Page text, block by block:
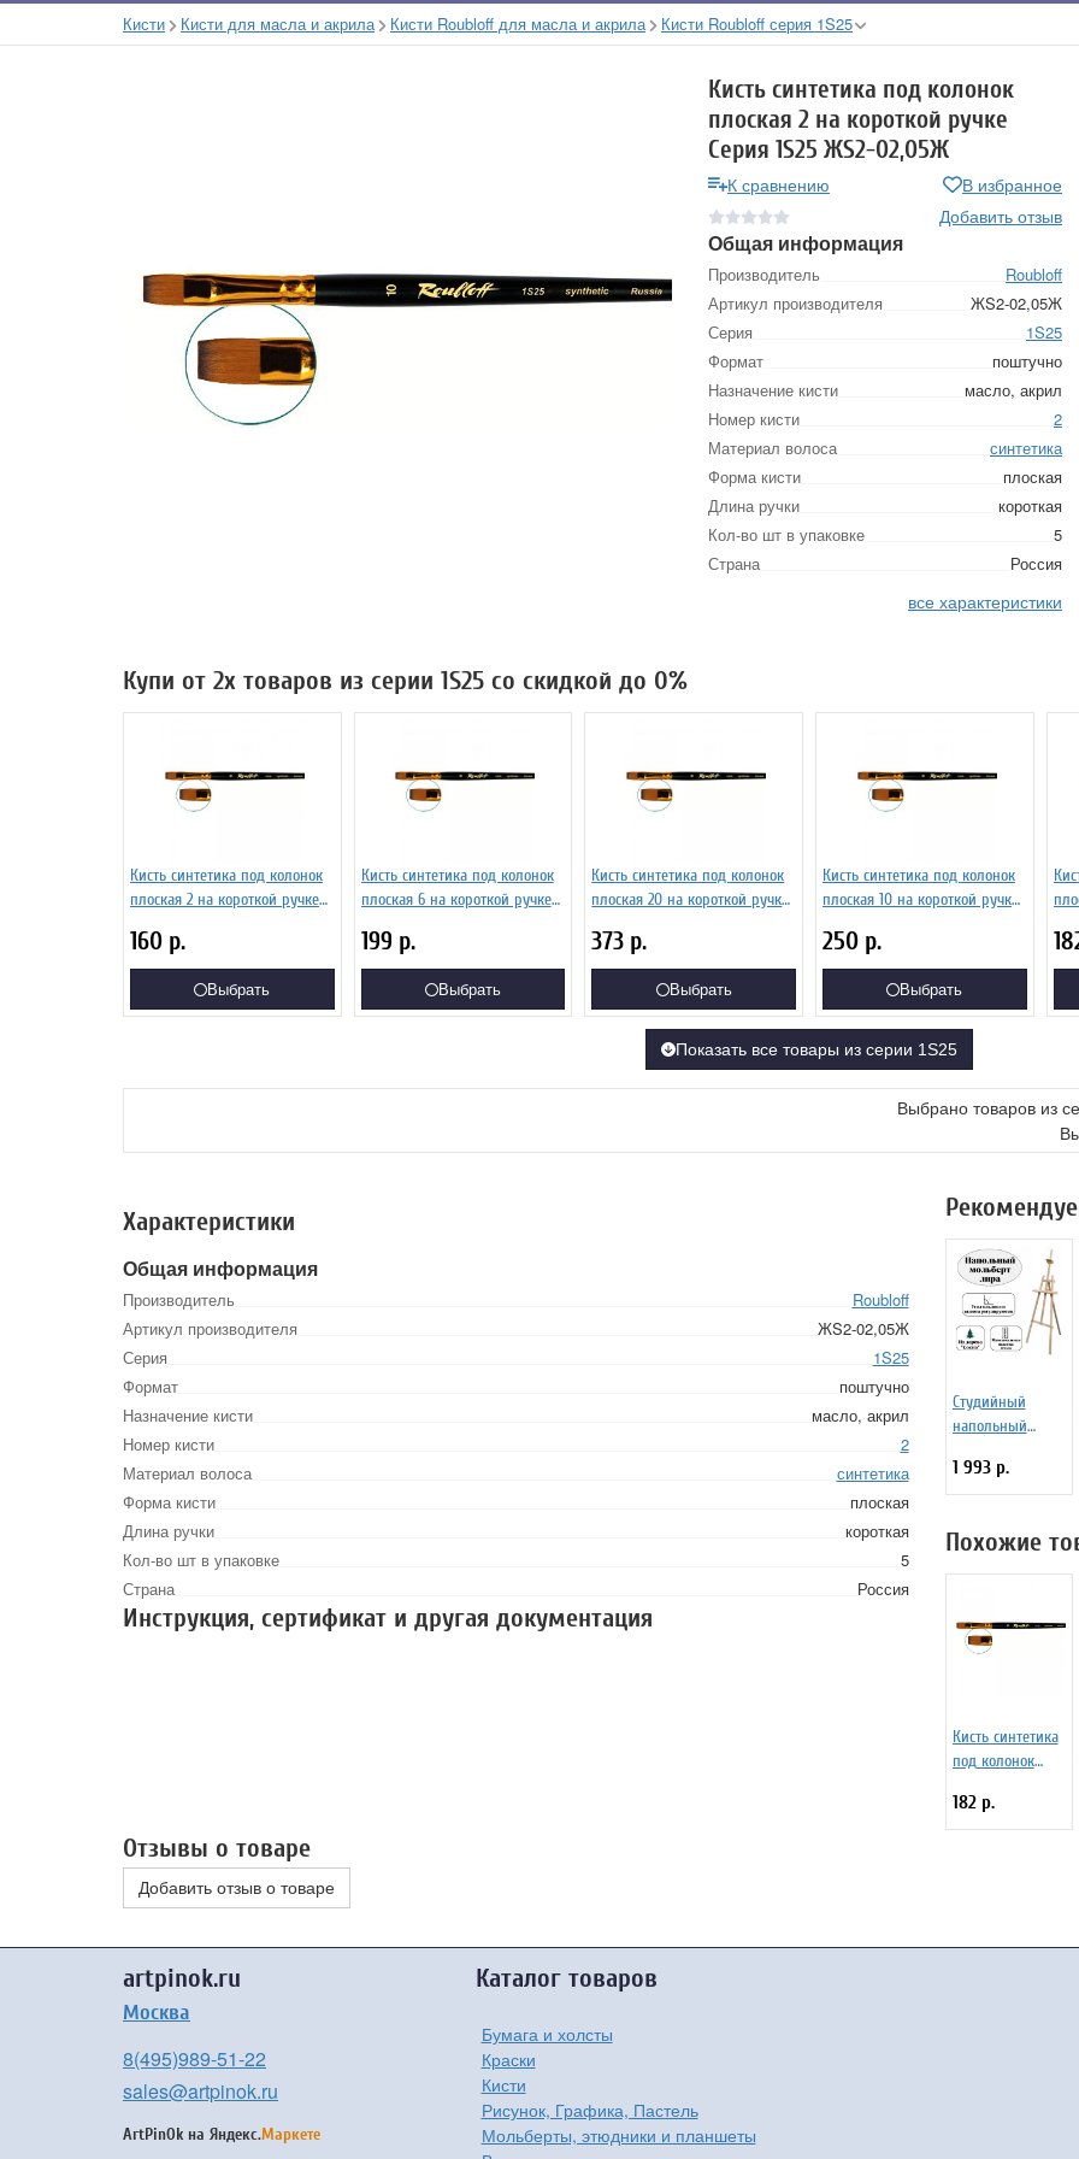
Кисти Кисти для масла и акрила Кисти Roubloff для масла и акрила Кисти Roubloff серия 1S25
Кисть синтетика под колонок
плоская 2 на короткой ручке
Серия 1S25 ЖS2-02,05Ж
К сравнению
В избранное
Добавить отзыв
Общая информация
Производитель
Roubloff
Артикул производителя
ЖS2-02,05Ж
Серия
1S25
Формат
поштучно
Назначение кисти
масло, акрил
Номер кисти
2
Материал волоса
синтетика
Форма кисти
плоская
Длина ручки
короткая
Кол-во шт в упаковке
5
Страна
Россия
все характеристики
Купи от 2х товаров из серии 1S25 со скидкой до 0%
Кисть синтетика под колонок
плоская 2 на короткой ручке
160 р.
Выбрать
Кисть синтетика под колонок
плоская 6 на короткой ручке
199 р.
Выбрать
Кисть синтетика под колонок
плоская 20 на короткой ручке
373 р.
Выбрать
Кисть синтетика под колонок
плоская 10 на короткой ручке
250 р.
Выбрать
Показать все товары из серии 1S25
Выбрано товаров из
Характеристики
Общая информация
Производитель
Roubloff
Артикул производителя
ЖS2-02,05Ж
Серия
1S25
Формат
поштучно
Назначение кисти
масло, акрил
Номер кисти
2
Материал волоса
синтетика
Форма кисти
плоская
Длина ручки
короткая
Кол-во шт в упаковке
5
Страна
Россия
Инструкция, сертификат и другая документация
Студийный
напольный
Малевичъ
"Симпл"
1 993 р.
Похожие
Кисть синтетика
под колонок
короткой ручке
Серия 1S25 ЖS2-
182 р.
Отзывы о товаре
Добавить отзыв о товаре
artpinok.ru
Москва
8(495)989-51-22
sales@artpinok.ru
ArtPinOk на Яндекс.Маркете
Каталог товаров
Бумага и холсты
Краски
Кисти
Рисунок, Графика, Пастель
Мольберты, этюдники и планшеты